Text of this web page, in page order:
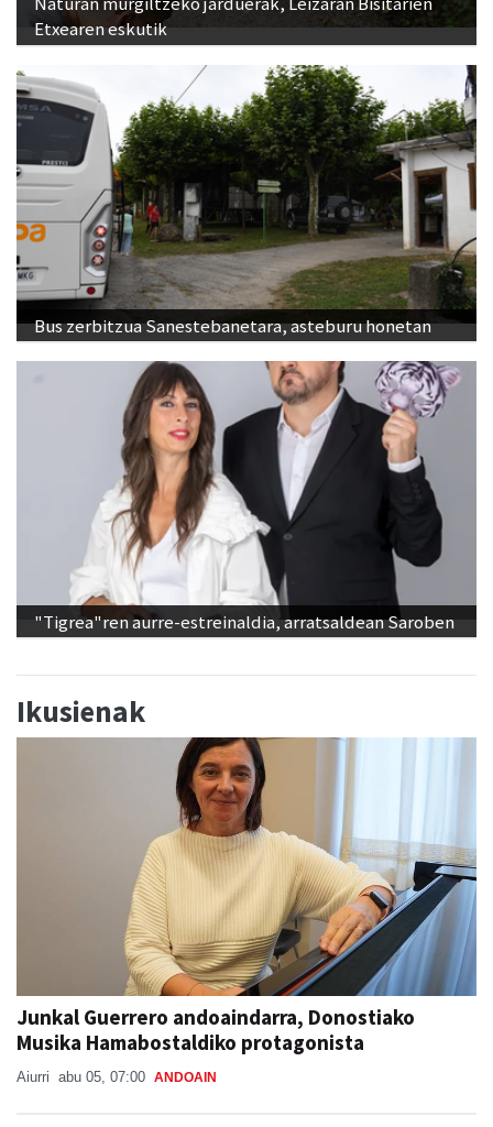
Etxearen eskutik
Bus zerbitzua Sanestebanetara, asteburu honetan
"Tigrea"ren aurre-estreinaldia, arratsaldean Saroben
Ikusienak
Junkal Guerrero andoaindarra, Donostiako
Musika Hamabostaldiko protagonista
Aiurri abu 05, 07:00 ANDOAIN